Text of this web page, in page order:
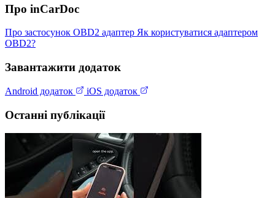
Про inCarDoc
Про застосунок OBD2 адаптер Як користуватися адаптером
OBD2?
Завантажити додаток
Android додаток iOS додаток
Останні публікації